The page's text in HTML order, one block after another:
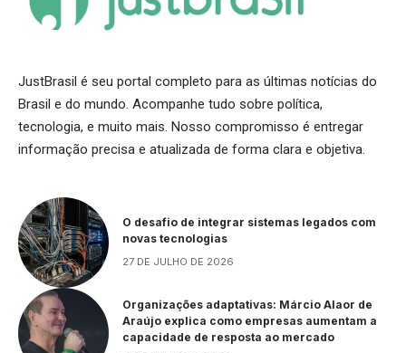
JustBrasil é seu portal completo para as últimas notícias do
Brasil e do mundo. Acompanhe tudo sobre política,
tecnologia, e muito mais. Nosso compromisso é entregar
informação precisa e atualizada de forma clara e objetiva.
O desafio de integrar sistemas legados com
novas tecnologias
27 DE JULHO DE 2026
Organizações adaptativas: Márcio Alaor de
Araújo explica como empresas aumentam a
capacidade de resposta ao mercado